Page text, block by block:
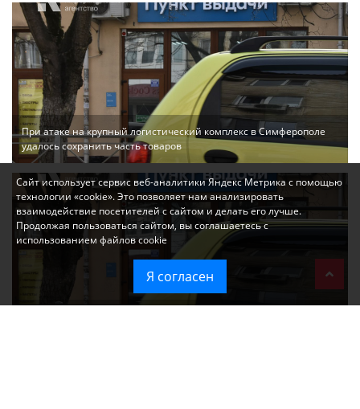
При атаке на крупный логистический комплекс в Симферополе
удалось сохранить часть товаров
Сайт использует сервис веб-аналитики Яндекс Метрика с помощью
технологии «cookie». Это позволяет нам анализировать
взаимодействие посетителей с сайтом и делать его лучше.
Продолжая пользоваться сайтом, вы соглашаетесь с
использованием файлов cookie
Я согласен